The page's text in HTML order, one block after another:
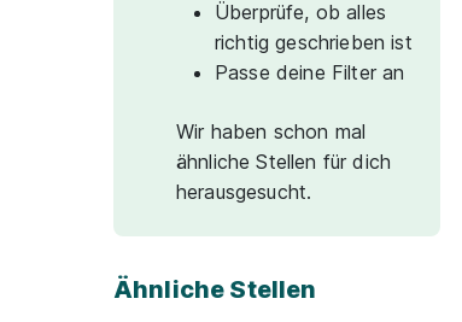
Überprüfe, ob alles
richtig geschrieben ist
Passe deine Filter an
Wir haben schon mal
ähnliche Stellen für dich
herausgesucht.
Ähnliche Stellen